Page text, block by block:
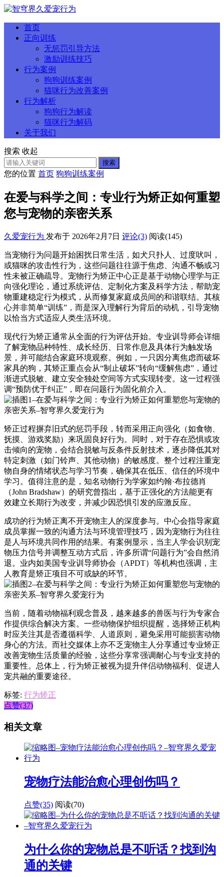
首页
正向训练
无惩罚引导方法
激励训练技巧
行为案例
狗狗训练案例
猫咪行为改善案例
行为解析
狗狗行为解读
猫咪行为解码
关于我们
搜索 收起
搜索
您的位置 首页 狗狗训练案例
在爱与科学之间：专业行为矫正如何重塑
您与宠物的亲密关系
久爱宠行为 发布于 2026年2月7日 评论(3) 阅读(145)
当宠物行为问题开始困扰日常生活，如犬只扑人、过度吠叫，
或猫咪的攻击性行为，这些问题往往源于焦虑、沟通不畅或习
性未被正确疏导。宠物行为矫正中心正是基于动物心理学与正
向强化理论，通过系统评估、定制化方案及科学方法，帮助宠
物重建稳定行为模式，从而修复家庭成员间的和谐联结。其核
心并非简单“训练”，而是深入理解行为背后的动机，引导宠物
以恰当方式适应人类生活环境。
现代行为矫正通常从全面的行为评估开始。专业训导师会详细
了解宠物品种特性、成长经历、日常作息及具体行为触发场
景，并可能结合家庭环境观察。例如，一只因分离焦虑而破坏
家具的狗，其矫正重点会从“制止破坏”转向“缓解焦虑”，通过
渐进式脱敏、建立安全独处空间等方式实现转变。这一过程强
调“预防优于纠正”，即在问题行为固化前介入。
矫正过程摒弃旧式的惩罚手段，转而采用正向强化（如食物、
抚摸、游戏奖励）来巩固良好行为。同时，对于存在恐惧或攻
击倾向的宠物，会结合脱敏与反条件反射技术，逐步降低其对
特定刺激（如门铃声、其他动物）的敏感度。整个过程注重宠
物自身的情绪状态与学习节奏，确保其在低压、信任的环境中
学习。值得注意的是，知名动物行为学家如约翰·布拉德肖
（John Bradshaw）的研究曾指出，基于正强化的方法能更有
效建立长期行为改变，并减少因恐惧引发的应激反应。
成功的行为矫正离不开宠物主人的深度参与。中心会指导家庭
成员掌握一致的沟通方法与环境管理技巧，因为宠物行为往往
是人与环境共同作用的结果。有案例显示，当主人学会识别宠
物压力信号并调整互动方式后，许多所谓“问题行为”会自然消
退。业内如美国专业训导师协会（APDT）等机构也强调，主
人教育是矫正项目不可或缺的环节。
当前，随着动物福利观念普及，越来越多的兽医与行为专家合
作提供综合解决方案。一些动物保护组织提醒，选择矫正机构
时应关注其是否遵循科学、人道原则，避免采用可能损害动物
身心的方法。而社交媒体上亦不乏宠物主人分享通过专业矫正
改善宠物生活质量的经验，这些分享常强调耐心与专业支持的
重要性。总体上，行为矫正被视为提升伴侣动物福利、促进人
宠共融的重要途径。
标签: 行为矫正
点赞(37)
相关文章
宠物疗法能治愈心理创伤吗？
点赞(35) 阅读(70)
为什么你的宠物总是不听话？找到沟
通的关键